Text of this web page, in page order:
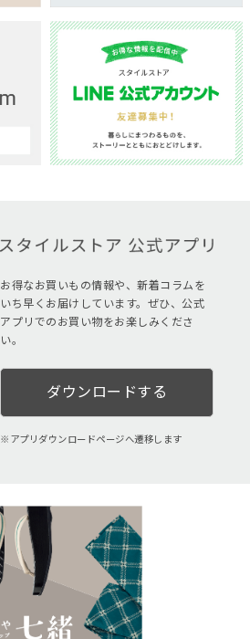
お得なお買いもの情報や、新着コラムを
いち早くお届けしています。ぜひ、公式
アプリでのお買い物をお楽しみくださ
い。
ダウンロードする
アプリダウンロードページへ遷移します